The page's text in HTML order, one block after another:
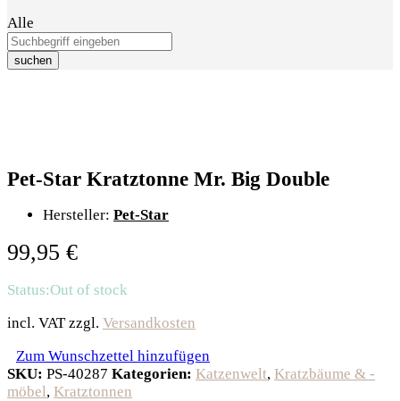
Alle
suchen
Pet-Star Kratztonne Mr. Big Double
Hersteller: Pet-Star
99,95 €
Status:Out of stock
incl. VAT zzgl. Versandkosten
Zum Wunschzettel hinzufügen
SKU: PS-40287 Kategorien: Katzenwelt, Kratzbäume & -
möbel, Kratztonnen